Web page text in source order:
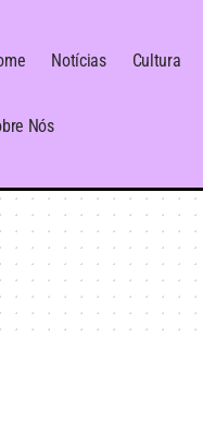
Notícias Cultura
Nós